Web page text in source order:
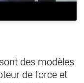
des modèles
de force et